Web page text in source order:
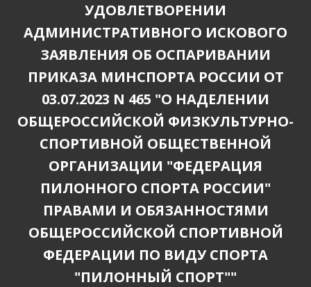
УДОВЛЕТВОРЕНИИ
АДМИНИСТРАТИВНОГО ИСКОВОГО
ЗАЯВЛЕНИЯ ОБ ОСПАРИВАНИИ
ПРИКАЗА МИНСПОРТА РОССИИ ОТ
03.07.2023 N 465 "О НАДЕЛЕНИИ
ОБЩЕРОССИЙСКОЙ ФИЗКУЛЬТУРНО-
СПОРТИВНОЙ ОБЩЕСТВЕННОЙ
ОРГАНИЗАЦИИ "ФЕДЕРАЦИЯ
ПИЛОННОГО СПОРТА РОССИИ"
ПРАВАМИ И ОБЯЗАННОСТЯМИ
ОБЩЕРОССИЙСКОЙ СПОРТИВНОЙ
ФЕДЕРАЦИИ ПО ВИДУ СПОРТА
"ПИЛОННЫЙ СПОРТ""